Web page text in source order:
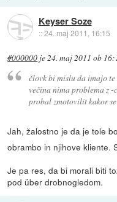
Keyser Soze
::24. maj 2011, 16:15
#000000 je24. maj 2011 ob
človk bi mislu da imajo
večina nima problema z
probal zmotovilit kakor
Jah, žalostno je da je tole
obrambo in njihove kliente.
Je pa res, da bi morali biti
pod über drobnogledom.